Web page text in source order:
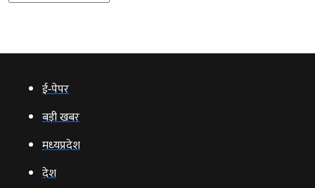
ई‑पेपर
बड़ी खबर
मध्‍यप्रदेश
देश